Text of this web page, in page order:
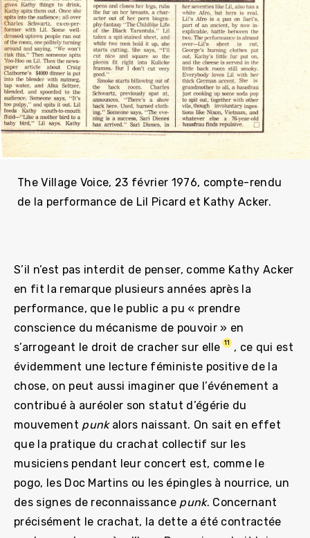
The Village Voice, 23 février 1976, compte-rendu
de la performance de Lil Picard et Kathy Acker.
S’il n’est pas interdit de penser, comme Kathy Acker
en fit la remarque plusieurs années après la
performance, que le public a pu « prendre
conscience du mécanisme de pouvoir » en
s’arrogeant le droit de cracher sur elle 11
, ce qui est
évidemment une lecture féministe positive de la
chose, on peut aussi imaginer que l’événement a
contribué à auréoler son statut d’égérie du
mouvement punkalors naissant. On sait en effet
que la pratique du crachat collectif sur les
musiciens pendant leur concert est, comme le
pogo, les Doc Martins ou les épingles à nourrice, un
des signes de reconnaissance punk. Concernant
précisément le crachat, la dette a été contractée